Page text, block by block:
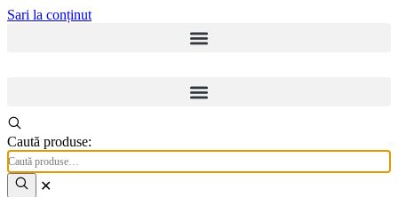
Sari la conținut
Caută produse:
✕